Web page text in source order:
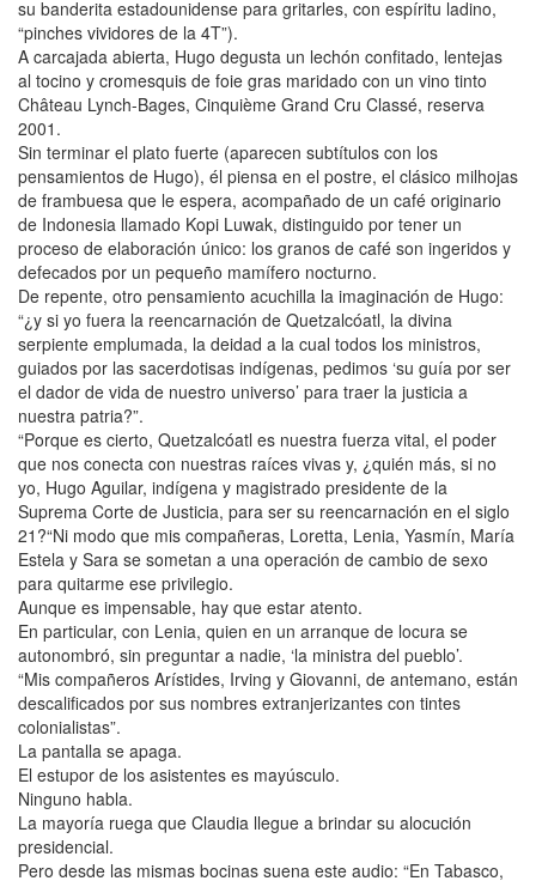
su banderita estadounidense para gritarles, con espíritu ladino,
“pinches vividores de la 4T”).
A carcajada abierta, Hugo degusta un lechón confitado, lentejas
al tocino y cromesquis de foie gras maridado con un vino tinto
Château Lynch-Bages, Cinquième Grand Cru Classé, reserva
2001.
Sin terminar el plato fuerte (aparecen subtítulos con los
pensamientos de Hugo), él piensa en el postre, el clásico milhojas
de frambuesa que le espera, acompañado de un café originario
de Indonesia llamado Kopi Luwak, distinguido por tener un
proceso de elaboración único: los granos de café son ingeridos y
defecados por un pequeño mamífero nocturno.
De repente, otro pensamiento acuchilla la imaginación de Hugo:
“¿y si yo fuera la reencarnación de Quetzalcóatl, la divina
serpiente emplumada, la deidad a la cual todos los ministros,
guiados por las sacerdotisas indígenas, pedimos ‘su guía por ser
el dador de vida de nuestro universo’ para traer la justicia a
nuestra patria?”.
“Porque es cierto, Quetzalcóatl es nuestra fuerza vital, el poder
que nos conecta con nuestras raíces vivas y, ¿quién más, si no
yo, Hugo Aguilar, indígena y magistrado presidente de la
Suprema Corte de Justicia, para ser su reencarnación en el siglo
21?“Ni modo que mis compañeras, Loretta, Lenia, Yasmín, María
Estela y Sara se sometan a una operación de cambio de sexo
para quitarme ese privilegio.
Aunque es impensable, hay que estar atento.
En particular, con Lenia, quien en un arranque de locura se
autonombró, sin preguntar a nadie, ‘la ministra del pueblo’.
“Mis compañeros Arístides, Irving y Giovanni, de antemano, están
descalificados por sus nombres extranjerizantes con tintes
colonialistas”.
La pantalla se apaga.
El estupor de los asistentes es mayúsculo.
Ninguno habla.
La mayoría ruega que Claudia llegue a brindar su alocución
presidencial.
Pero desde las mismas bocinas suena este audio: “En Tabasco,